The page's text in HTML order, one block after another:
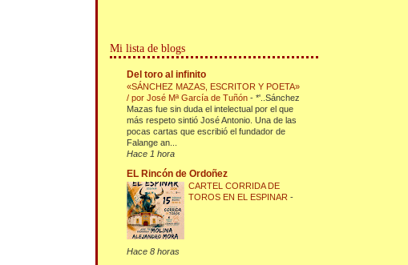
Mi lista de blogs
Del toro al infinito
«SÁNCHEZ MAZAS, ESCRITOR Y POETA»
/ por José Mª García de Tuñón-*'..Sánchez
Mazas fue sin duda el intelectual por el que
más respeto sintió José Antonio. Una de las
pocas cartas que escribió el fundador de
Falange an...
Hace 1 hora
EL Rincón de Ordoñez
CARTEL CORRIDA DE
TOROS EN EL ESPINAR-
Hace 8 horas